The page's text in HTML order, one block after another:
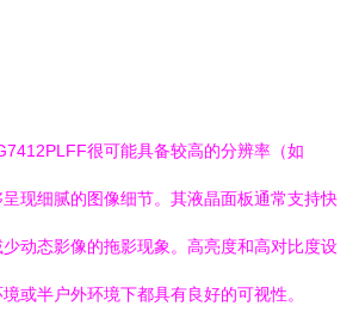
很可能具备较高的分辨率（如
现细腻的图像细节。其液晶面板通常支持快
动态影像的拖影现象。高亮度和高对比度设
或半户外环境下都具有良好的可视性。